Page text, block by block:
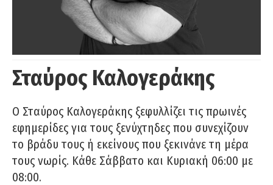
Σταύρος Καλογεράκης
Ο Σταύρος Καλογεράκης ξεφυλλίζει τις πρωινές
εφημερίδες για τους ξενύχτηδες που συνεχίζουν
το βράδυ τους ή εκείνους που ξεκινάνε τη μέρα
τους νωρίς. Κάθε Σάββατο και Κυριακή 06:00 με
08:00.